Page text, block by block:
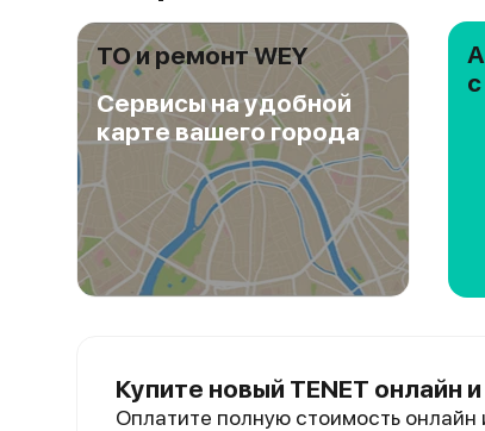
ТО и ремонт WEY
Сервисы на удобной
карте вашего города
Купите новый TENET онлайн
Оплатите полную стоимость онлайн